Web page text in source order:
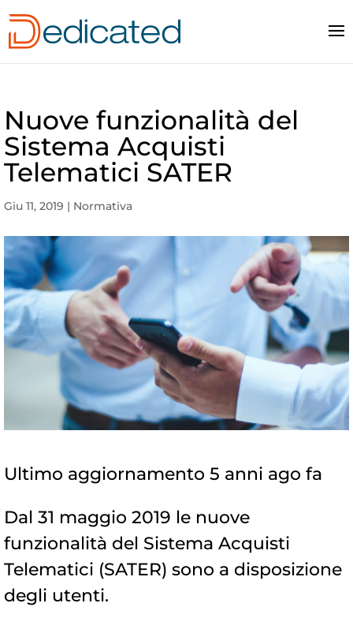
Nuove funzionalità del
Sistema Acquisti
Telematici SATER
Giu 11, 2019 | Normativa
Ultimo aggiornamento 5 anni ago fa
Dal 31 maggio 2019 le nuove
funzionalità del Sistema Acquisti
Telematici (SATER) sono a disposizione
degli utenti.